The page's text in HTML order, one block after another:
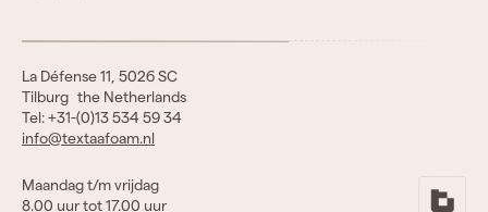
La Défense 11, 5026 SC
Tilburg the Netherlands
Tel: +31-(0)13 534 59 34
info@textaafoam.nl
Maandag t/m vrijdag
8.00 uur tot 17.00 uur